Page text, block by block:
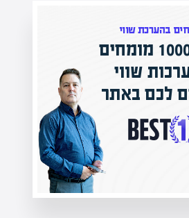
המרצים
מחכים לכם
הקריירה החדשה